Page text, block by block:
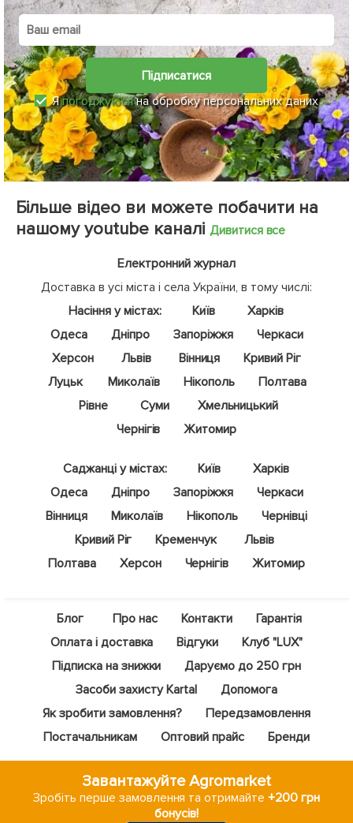
Підписатися
Япогоджуюсяна обробку персональних даних
Більше відео ви можете побачити на
нашому youtube каналі Дивитися все
Електронний журнал
Доставка в усі міста і села України, в тому числі:
Насіння у містах:
Київ
Харків
Одеса
Дніпро Запоріжжя
Черкаси
Херсон
Львів Вінниця
Кривий Ріг
Луцьк
Миколаїв Нікополь
Полтава
Рівне
Суми
Хмельницький
Чернігів
Житомир
Саджанці у містах: Київ
Харків
Одеса
Дніпро Запоріжжя
Черкаси
Вінниця
Миколаїв Нікополь
Чернівці
Кривий Ріг
Кременчук
Львів
Полтава
Херсон Чернігів Житомир
Блог Про нас Контакти
Гарантія
Оплата і доставка
Відгуки
Клуб "LUX"
Підписка на знижки
Даруємо до 250 грн
Засоби захисту Kartal
Допомога
Як зробити замовлення?
Передзамовлення
Постачальникам
Оптовий прайс Бренди
Завантажуйте Agromarket
Зробіть перше замовлення та отримайте+200 грн
бонусів!